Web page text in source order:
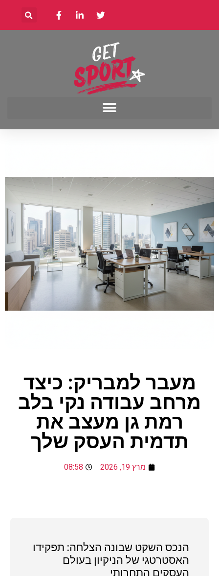
מעבר למבריק: כיצד
מרחב עבודה נקי בלב
רמת גן מעצב את
תדמית העסק שלך
מרץ 19, 2026 08:58
הנכס השקט שבונה הצלחה: תפקידו
האסטרטגי של הניקיון בעולם
העסקים התחרותי